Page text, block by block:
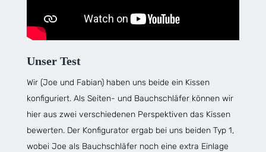
Unser Test
Wir (Joe und Fabian) haben uns beide ein Kissen
konfiguriert. Als Seiten- und Bauchschläfer können wir
hier aus zwei verschiedenen Perspektiven das Kissen
bewerten. Der Konfigurator ergab bei uns beiden Typ 1,
wobei Joe als Bauchschläfer noch eine extra Einlage